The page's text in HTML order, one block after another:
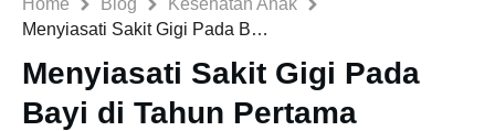
Home Blog
Kesehatan Anak
Menyiasati Sakit Gigi Pada Bayi di Tahun Pertama
Menyiasati Sakit Gigi Pada
Bayi di Tahun Pertama